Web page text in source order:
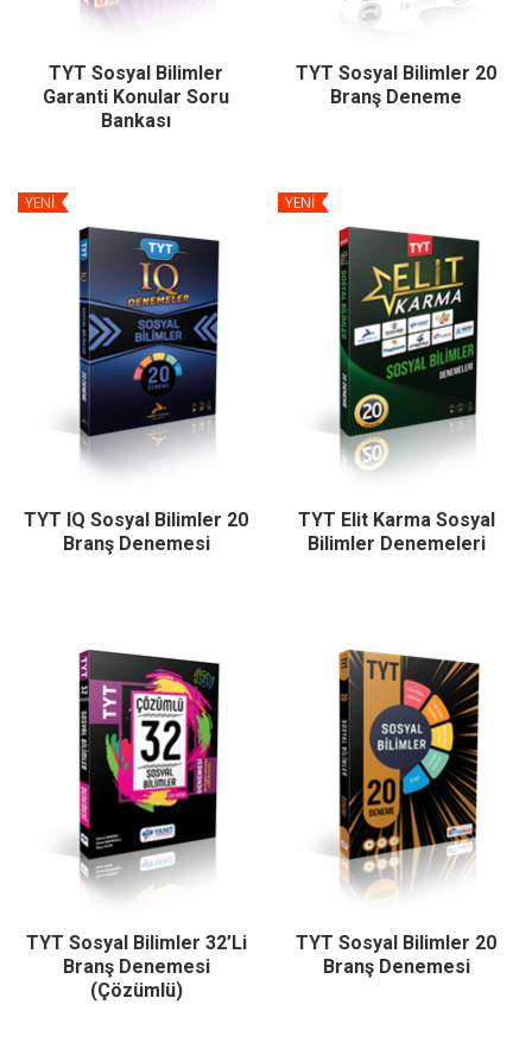
TYT Sosyal Bilimler
Garanti Konular Soru
Bankası
TYT Sosyal Bilimler 20
Branş Deneme
YENİ
TYT IQ Sosyal Bilimler 20
Branş Denemesi
YENİ
TYT Elit Karma Sosyal
Bilimler Denemeleri
TYT Sosyal Bilimler 32’Li
Branş Denemesi
(Çözümlü)
TYT Sosyal Bilimler 20
Branş Denemesi